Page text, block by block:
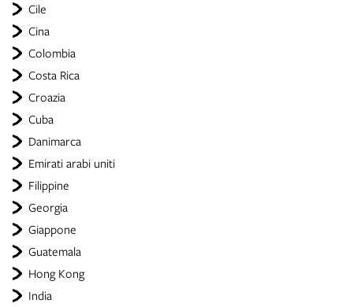
Cile
Cina
Colombia
Costa Rica
Croazia
Cuba
Danimarca
Emirati arabi uniti
Filippine
Georgia
Giappone
Guatemala
Hong Kong
India